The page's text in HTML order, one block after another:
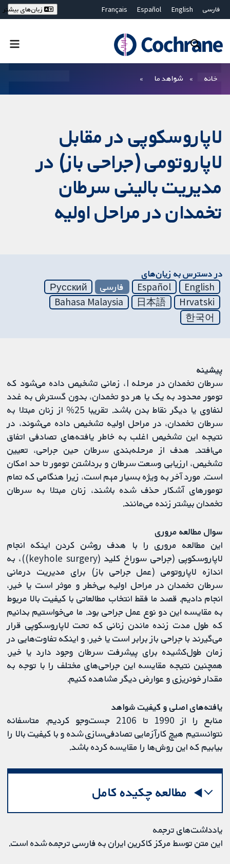
فارسی English
Español
Français
Bahasa Malaysia
ไทย
繁體中文
زبان‌های بیشتر
خانه شواهد ما
لاپاروسکوپی در مقابل
لاپاروتومی (جراحی باز) در
مدیریت بالینی سرطان
تخمدان در مراحل اولیه
در دسترس به زیان‌های
English
Español فارسی
Русский
Hrvatski
日本語
Bahasa Malaysia
한국어
پیشینه
سرطان تخمدان در مرحله I، زمانی تشخیص داده می‌شود که
تومور محدود به یک یا هر دو تخمدان، بدون گسترش به غدد
لنفاوی یا دیگر نقاط بدن باشد. تقریبا 25% از زنان مبتلا به
سرطان تخمدان، در مراحل اولیه تشخیص داده می‌شوند، در
نتیجه این تشخیص اغلب به خاطر یافته‌های تصادفی اتفاق
می‌افتد. هدف از مرحله‌بندی سرطان حین جراحی، تعیین
تشخیص، ارزیابی وسعت سرطان و برداشتن تومور تا حد امکان
است. مورد آخر به ویژه بسیار مهم است، زیرا هنگامی که تمام
تومورهای آشکار حذف شده باشند، زنان مبتلا به سرطان
تخمدان بیشتر زنده می‌مانند.
سوال مطالعه مروری
این مطالعه مروری را با هدف روشن کردن اینکه انجام
لاپاروسکوپی (جراحی سوراخ کلید (keyhole surgery))، به
اندازه لاپاروتومی (عمل جراحی باز) برای مدیریت درمانی
سرطان تخمدان در مراحل اولیه بی‌خطر و موثر است یا خیر،
انجام دادیم. قصد ما فقط انتخاب مطالعاتی با کیفیت بالا مربوط
به مقایسه این دو نوع عمل جراحی بود. ما می‌خواستیم بدانیم
که طول مدت زنده ماندن زنانی که تحت لاپاروسکوپی قرار
می‌گیرند با جراحی باز برابر است یا خیر، و اینکه تفاوت‌هایی در
زمان طول‌کشیده برای پیشرفت سرطان وجود دارد یا خیر.
همچنین نتیجه مقایسه این جراحی‌های مختلف را با توجه به
مقدار خونریزی و عوارض دیگر مشاهده کنیم.
یافته‌های اصلی و کیفیت شواهد
منابع را از 1990 تا 2106 جست‌وجو کردیم. متاسفانه
نتوانستیم هیچ کارآزمایی تصادفی‌سازی شده و با کیفیت بالا را
بیابیم که این روش‌ها را مقایسه کرده باشد.
مطالعه چکیده کامل
یادداشت‌های ترجمه
این متن توسط مرکز کاکرین ایران به فارسی ترجمه شده است.